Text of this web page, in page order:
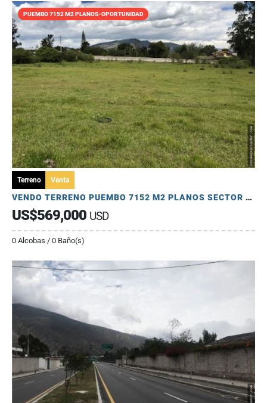
PUEMBO 7152 M2 PLANOS-OPORTUNIDAD
Terreno Venta
VENDO TERRENO PUEMBO 7152 M2 PLANOS SECTOR COLEGIOS USO MULTIPLE
US$569,000 USD
0 Alcobas / 0 Baño(s)